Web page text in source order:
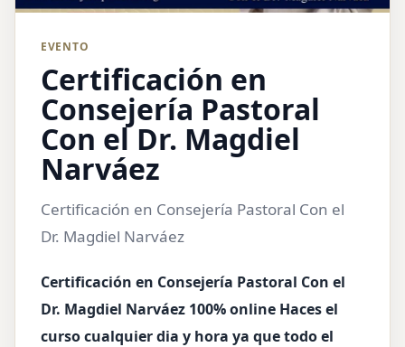
EVENTO
Certificación en
Consejería Pastoral
Con el Dr. Magdiel
Narváez
Certificación en Consejería Pastoral Con el
Dr. Magdiel Narváez
Certificación en Consejería Pastoral Con el
Dr. Magdiel Narváez 100% online Haces el
curso cualquier dia y hora ya que todo el